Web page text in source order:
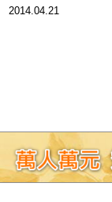
2014.04.21